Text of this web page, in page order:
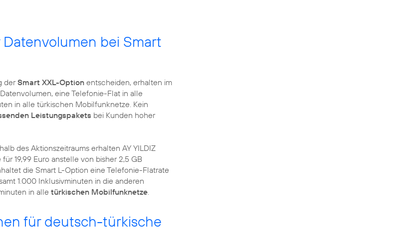
bei Smart
derSmart XXL-Option entscheiden, erhalten im
eine Telefonie-Flat in alle
in alle türkischen Mobilfunknetze. Kein
Leistungspakets bei Kunden hoher
des Aktionszeitraums erhalten AY YILDIZ
19,99 Euro anstelle von bisher 2,5 GB
die Smart L-Option eine Telefonie-Flatrate
1.000 Inklusivminuten in die anderen
in alle türkischen Mobilfunknetze.
für deutsch-türkische